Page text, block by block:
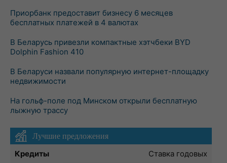
Приорбанк предоставит бизнесу 6 месяцев
бесплатных платежей в 4 валютах
В Беларусь привезли компактные хэтчбеки BYD
Dolphin Fashion 410
В Беларуси назвали популярную интернет-площадку
недвижимости
На гольф-поле под Минском открыли бесплатную
лыжную трассу
Лучшие предложения
Кредиты
Ставка годовых